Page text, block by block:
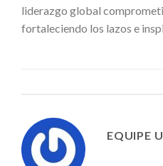
liderazgo global
fortaleciendo los lazos e
EQUIPE